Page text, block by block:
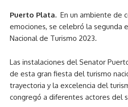
Puerto Plata. En un ambiente de
emociones, se celebró la segunda
Nacional de Turismo 2023.
Las instalaciones del Senator
de esta gran fiesta del turismo
trayectoria y la excelencia del
congregó a diferentes actores del